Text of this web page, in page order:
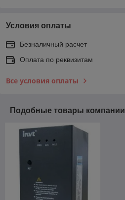
Условия оплаты
Безналичный расчет
Оплата по реквизитам
Все условия оплаты
Подобные товары компании